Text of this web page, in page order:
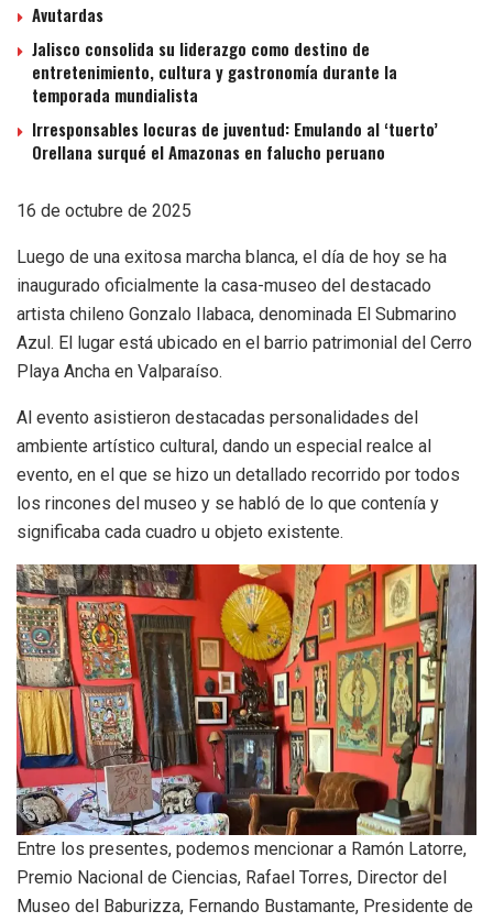
Avutardas
Jalisco consolida su liderazgo como destino de
entretenimiento, cultura y gastronomía durante la
temporada mundialista
Irresponsables locuras de juventud: Emulando al ‘tuerto’
Orellana surqué el Amazonas en falucho peruano
16 de octubre de 2025
Luego de una exitosa marcha blanca, el día de hoy se ha
inaugurado oficialmente la casa-museo del destacado
artista chileno Gonzalo Ilabaca, denominada El Submarino
Azul. El lugar está ubicado en el barrio patrimonial del Cerro
Playa Ancha en Valparaíso.
Al evento asistieron destacadas personalidades del
ambiente artístico cultural, dando un especial realce al
evento, en el que se hizo un detallado recorrido por todos
los rincones del museo y se habló de lo que contenía y
significaba cada cuadro u objeto existente.
Entre los presentes, podemos mencionar a Ramón Latorre,
Premio Nacional de Ciencias, Rafael Torres, Director del
Museo del Baburizza, Fernando Bustamante, Presidente de